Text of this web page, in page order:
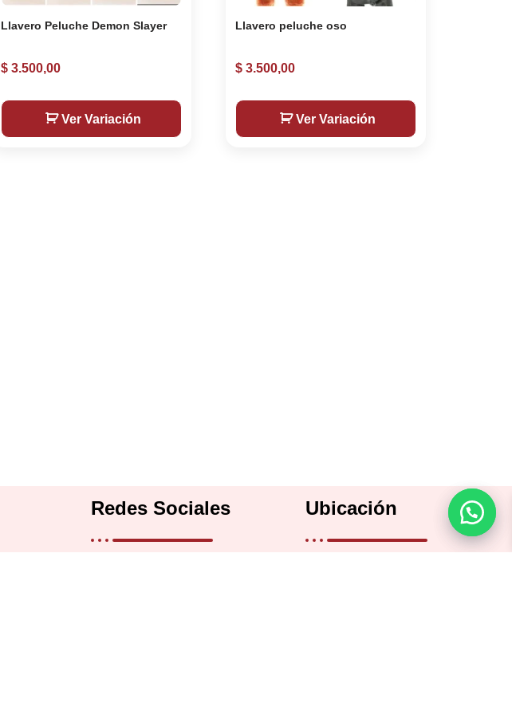
Llavero Peluche Demon Slayer
$ 3.500,00
Ver Variación
Llavero peluche oso
$ 3.500,00
Ver Variación
Redes Sociales Ubicación